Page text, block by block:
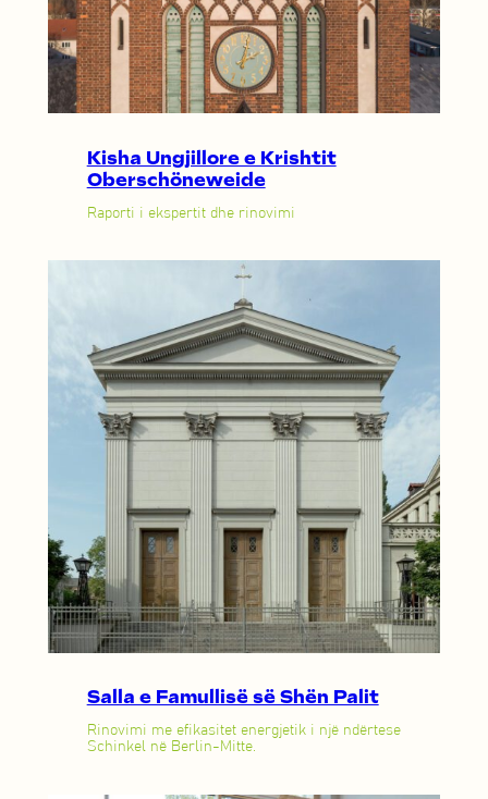
Kisha Ungjillore e Krishtit
Oberschöneweide
Raporti i ekspertit dhe rinovimi
Salla e Famullisë së Shën Palit
Rinovimi me efikasitet energjetik i një ndërtese
Schinkel në Berlin-Mitte.